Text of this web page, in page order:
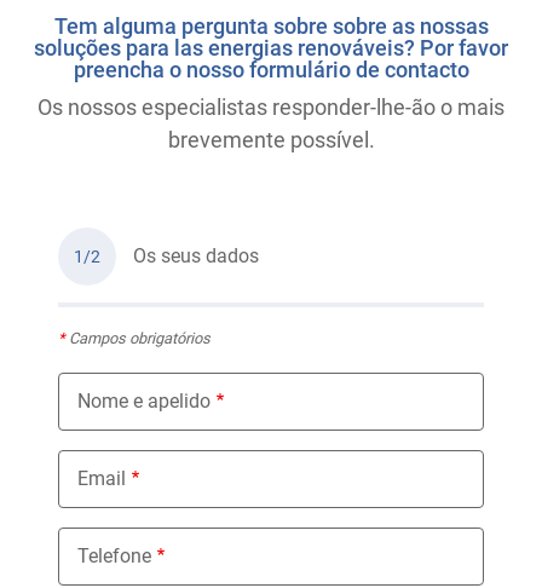
Tem alguma pergunta sobre sobre as nossas
soluções para las energias renováveis? Por favor
preencha o nosso formulário de contacto
Os nossos especialistas responder-lhe-ão o mais
brevemente possível.
1/2 Os seus dados
*Campos obrigatórios
Nome e apelido
Email
Telefone